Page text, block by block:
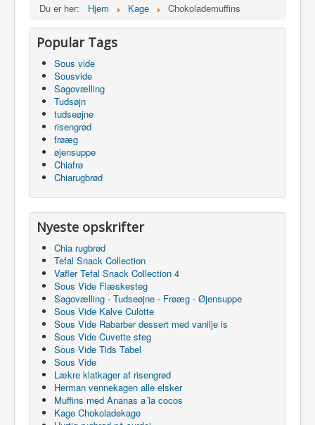
Du er her: Hjem Kage Chokolademuffins
Popular Tags
Sous vide
Sousvide
Sagovælling
Tudsøjn
tudseøjne
risengrød
frøæg
øjensuppe
Chiafrø
Chiarugbrød
Nyeste opskrifter
Chia rugbrød
Tefal Snack Collection
Vafler Tefal Snack Collection 4
Sous Vide Flæskesteg
Sagovælling - Tudseøjne - Frøæg - Øjensuppe
Sous Vide Kalve Culotte
Sous Vide Rabarber dessert med vanilje is
Sous Vide Cuvette steg
Sous Vide Tids Tabel
Sous Vide
Lækre klatkager af risengrød
Herman vennekagen alle elsker
Muffins med Ananas a´la cocos
Kage Chokoladekage